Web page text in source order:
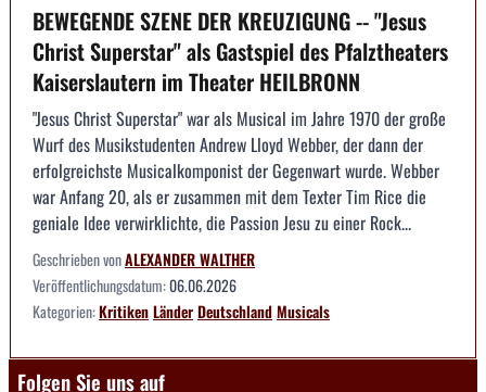
BEWEGENDE SZENE DER KREUZIGUNG -- "Jesus
Christ Superstar" als Gastspiel des Pfalztheaters
Kaiserslautern im Theater HEILBRONN
"Jesus Christ Superstar" war als Musical im Jahre 1970 der große
Wurf des Musikstudenten Andrew Lloyd Webber, der dann der
erfolgreichste Musicalkomponist der Gegenwart wurde. Webber
war Anfang 20, als er zusammen mit dem Texter Tim Rice die
geniale Idee verwirklichte, die Passion Jesu zu einer Rock...
Geschrieben vonALEXANDER WALTHER
Veröffentlichungsdatum:06.06.2026
Kategorien:KritikenLänderDeutschlandMusicals
Folgen Sie uns auf